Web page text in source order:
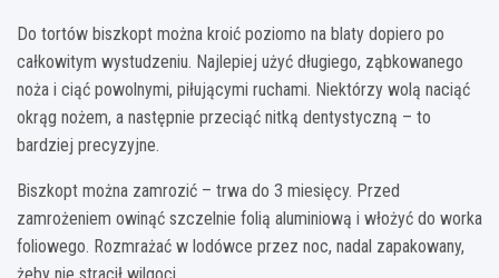
Do tortów biszkopt można kroić poziomo na blaty dopiero po
całkowitym wystudzeniu. Najlepiej użyć długiego, ząbkowanego
noża i ciąć powolnymi, piłującymi ruchami. Niektórzy wolą naciąć
okrąg nożem, a następnie przeciąć nitką dentystyczną – to
bardziej precyzyjne.
Biszkopt można zamrozić – trwa do 3 miesięcy. Przed
zamrożeniem owinąć szczelnie folią aluminiową i włożyć do worka
foliowego. Rozmrażać w lodówce przez noc, nadal zapakowany,